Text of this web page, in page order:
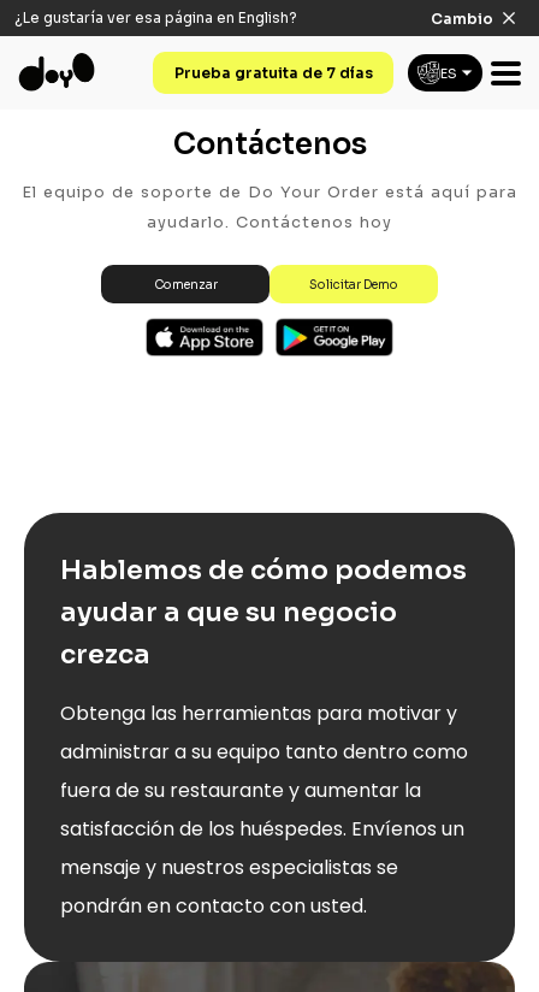
¿Le gustaría ver esa página en English? Cambio
Prueba gratuita de 7 días ES
Contáctenos
El equipo de soporte de Do Your Order está aquí para
ayudarlo. Contáctenos hoy
Comenzar Solicitar Demo
Hablemos de cómo podemos
ayudar a que su negocio
crezca
Obtenga las herramientas para motivar y
administrar a su equipo tanto dentro como
fuera de su restaurante y aumentar la
satisfacción de los huéspedes. Envíenos un
mensaje y nuestros especialistas se
pondrán en contacto con usted.